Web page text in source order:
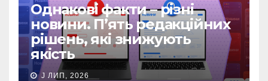
Однакові факти – різні
новини. П’ять редакційних
рішень, які знижують
якість
J ЛИП, 2026